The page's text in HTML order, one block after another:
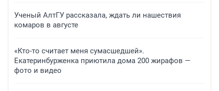
Ученый АлтГУ рассказала, ждать ли нашествия
комаров в августе
«Кто-то считает меня сумасшедшей».
Екатеринбурженка приютила дома 200 жирафов —
фото и видео